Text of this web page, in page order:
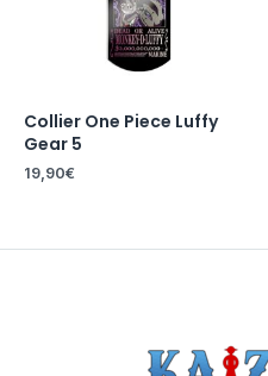
Collier One Piece Luffy
Gear 5
19,90€